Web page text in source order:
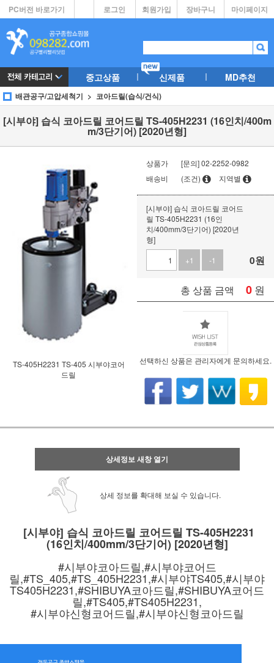
PC버전 바로가기 마이페이지
장바구니
회원가입
로그인
중고상품 신제품 MD추천
배관공구/고압세척기 코아드릴(습식/건식)
[시부야] 습식 코아드릴 코어드릴 TS-405H2231 (16인치/400m
m/3단기어) [2020년형]
TS-405H2231 TS-405 시부야코어
드릴
상품가
[문의] 02-2252-0982
배송비
(조건) 지역별
[시부야] 습식 코아드릴 코어드
릴 TS-405H2231 (16인
치/400mm/3단기어) [2020년
형]
+1
-1 0원
총 상품 금액 0 원
선택하신 상품은 관리자에게 문의하세요.
상세정보 새창 열기
상세 정보를 확대해 보실 수 있습니다.
[시부야] 습식 코아드릴 코어드릴 TS-405H2231
(16인치/400mm/3단기어) [2020년형]
#시부야코아드릴,#시부야코어드
릴,#TS_405,#TS_405H2231,#시부야TS405,#시부야
TS405H2231,#SHIBUYA코아드릴,#SHIBUYA코어드
릴,#TS405,#TS405H2231,
#시부야신형코어드릴,#시부야신형코아드릴